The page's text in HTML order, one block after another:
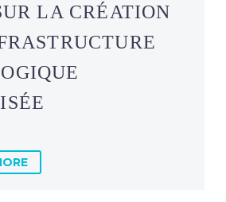
LA CRÉATION